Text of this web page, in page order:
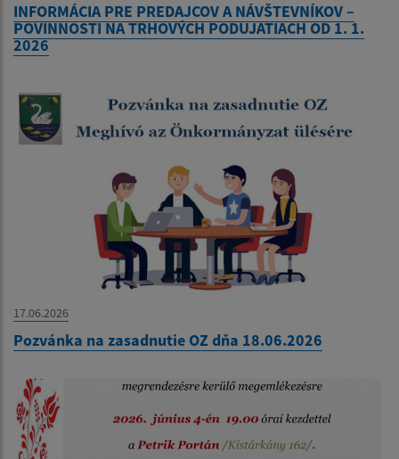
INFORMÁCIA PRE PREDAJCOV A NÁVŠTEVNÍKOV –
POVINNOSTI NA TRHOVÝCH PODUJATIACH OD 1. 1.
2026
17.06.2026
Pozvánka na zasadnutie OZ dňa 18.06.2026